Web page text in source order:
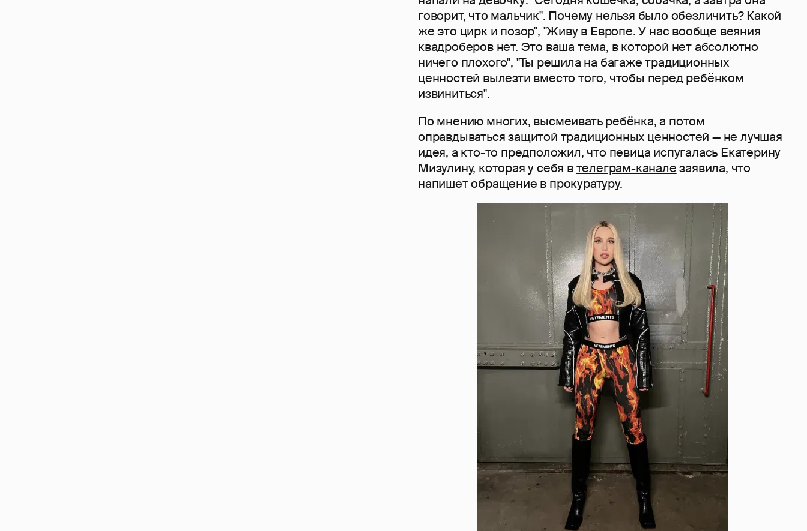
говорит, что мальчик". Почему нельзя было обезличить? Какой
же это цирк и позор", "Живу в Европе. У нас вообще веяния
квадроберов нет. Это ваша тема, в которой нет абсолютно
ничего плохого", "Ты решила на багаже традиционных
ценностей вылезти вместо того, чтобы перед ребёнком
извиниться".
По мнению многих, высмеивать ребёнка, а потом
оправдываться защитой традиционных ценностей — не лучшая
идея, а кто-то предположил, что певица испугалась Екатерину
Мизулину, которая у себя втелеграм-каналезаявила, что
напишет обращение в прокуратуру.